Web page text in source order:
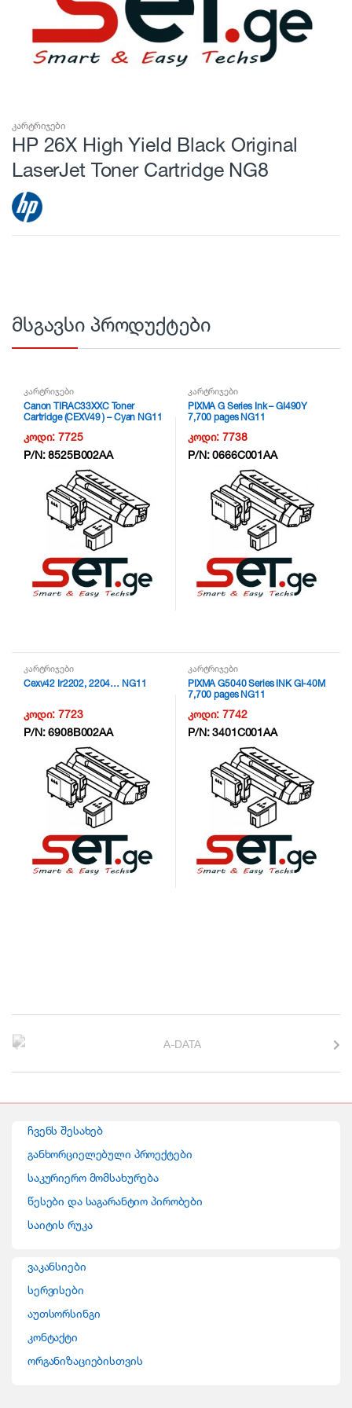
კარტრიჯები
HP 26X High Yield Black Original
LaserJet Toner Cartridge NG8
მსგავსი პროდუქტები
კარტრიჯები
Canon TIRAC33XXC Toner
Cartridge (CEXV49 ) – Cyan NG11
კოდი:7725
P/N:8525B002AA
კარტრიჯები
PIXMA G Series Ink – GI490Y
7,700 pages NG11
კოდი:7738
P/N:0666C001AA
კარტრიჯები
Cexv42 Ir2202, 2204… NG11
კოდი:7723
P/N:6908B002AA
კარტრიჯები
PIXMA G5040 Series INK GI-40M
7,700 pages NG11
კოდი:7742
P/N:3401C001AA
ჩვენს შესახებ
განხორციელებული პროექტები
საკურიერო მომსახურება
წესები და საგარანტიო პირობები
საიტის რუკა
ვაკანსიები
სერვისები
აუთსორსინგი
კონტაქტი
ორგანიზაციებისთვის